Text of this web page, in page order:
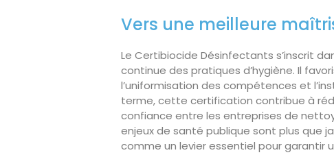
Vers une meilleure
Le Certibiocide Désinfectants s’inscrit
continue des pratiques d’hygiène. Il
l’uniformisation des compétences et
terme, cette certification contribue à
confiance entre les entreprises de
enjeux de santé publique sont plus que
comme un levier essentiel pour garantir